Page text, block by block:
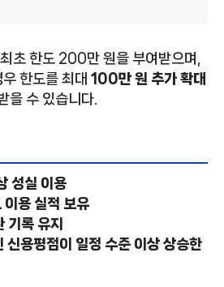
초 한도 200만 원을 부여받으며,
한도를 최대 100만 원 추가 확대
을 수 있습니다.
성실 이용
용 실적 보유
기록 유지
신용평점이 일정 수준 이상 상승한